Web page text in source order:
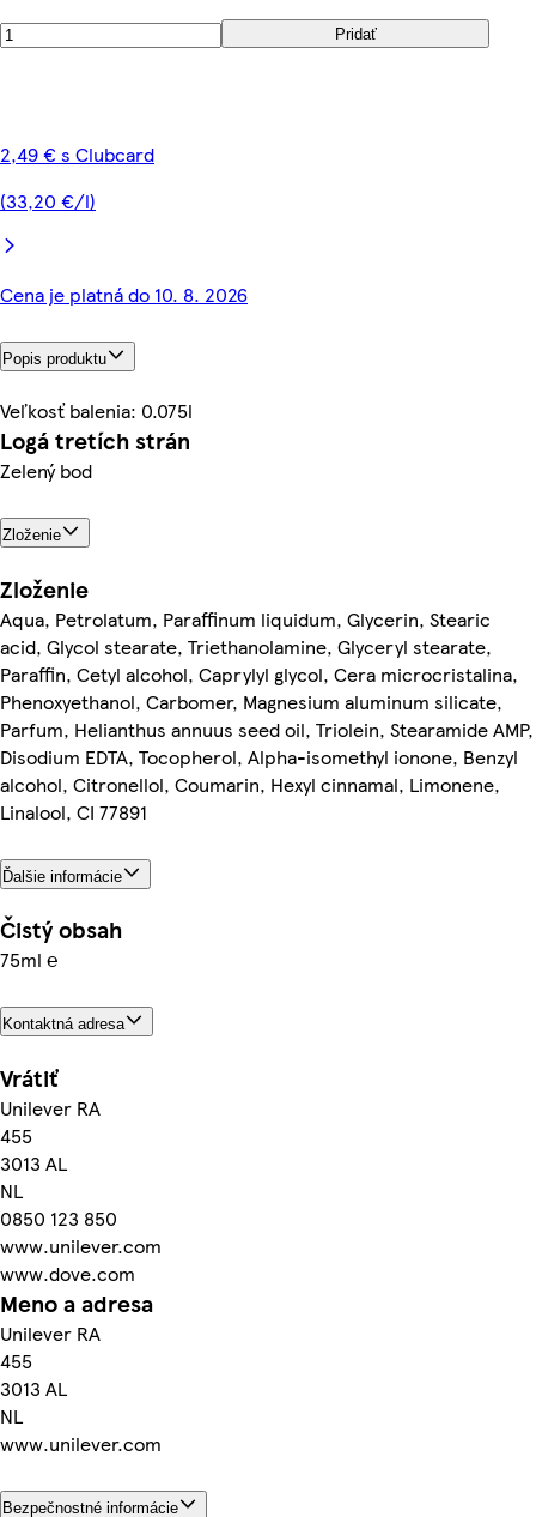
Pridať
2,49 € s Clubcard
(33,20 €/l)
Cena je platná do 10. 8. 2026
Popis produktu
Veľkosť balenia: 0.075l
Logá tretích strán
Zelený bod
Zloženie
Zloženie
Aqua, Petrolatum, Paraffinum liquidum, Glycerin, Stearic
acid, Glycol stearate, Triethanolamine, Glyceryl stearate,
Paraffin, Cetyl alcohol, Caprylyl glycol, Cera microcristalina,
Phenoxyethanol, Carbomer, Magnesium aluminum silicate,
Parfum, Helianthus annuus seed oil, Triolein, Stearamide AMP,
Disodium EDTA, Tocopherol, Alpha-isomethyl ionone, Benzyl
alcohol, Citronellol, Coumarin, Hexyl cinnamal, Limonene,
Linalool, CI 77891
Ďalšie informácie
Čistý obsah
75ml ℮
Kontaktná adresa
Vrátiť
Unilever RA
455
3013 AL
NL
0850 123 850
www.unilever.com
www.dove.com
Meno a adresa
Unilever RA
455
3013 AL
NL
www.unilever.com
Bezpečnostné informácie